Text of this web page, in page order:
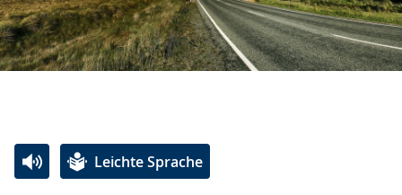
Leichte Sprache